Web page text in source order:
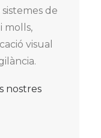
de
molls,
visual
nostres